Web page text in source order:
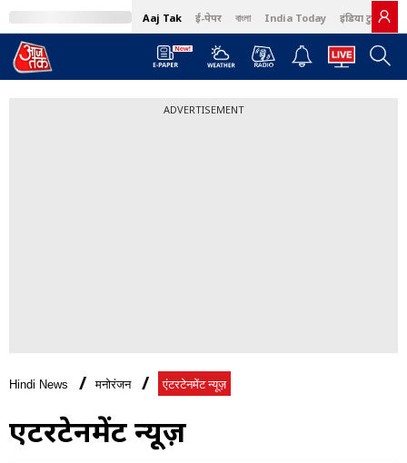
Aaj Tak ई-पेपर বাংলা India Today इंडिया टुडे हिंदी
ADVERTISEMENT
Hindi News मनोरंजन एंटरटेनमेंट न्यूज़
एंटरटेनमेंट न्यूज़